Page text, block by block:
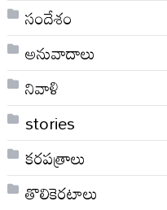
సందేశం
అనువాదాలు
నివాళి
stories
కరపత్రాలు
తొలికెరటాలు